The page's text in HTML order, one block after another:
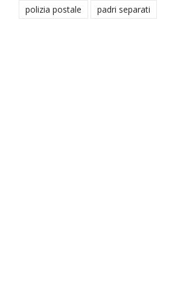
polizia postale padri separati